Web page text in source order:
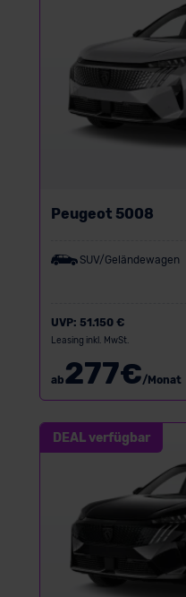
Peugeot 5008
SUV/Geländewagen
UVP: 51.150 €
Leasing inkl. MwSt.
ab277€/Monat
DEAL verfügbar